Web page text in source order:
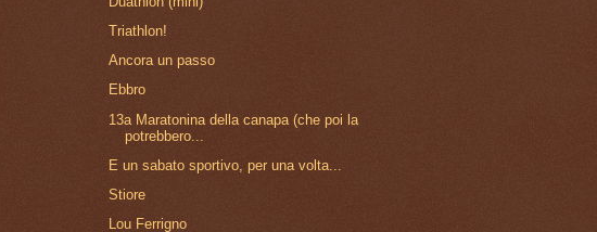
Ancora un passo
Ebbro
13a Maratonina della canapa (che poi la
potrebbero...
E un sabato sportivo, per una volta...
Stiore
Lou Ferrigno
46